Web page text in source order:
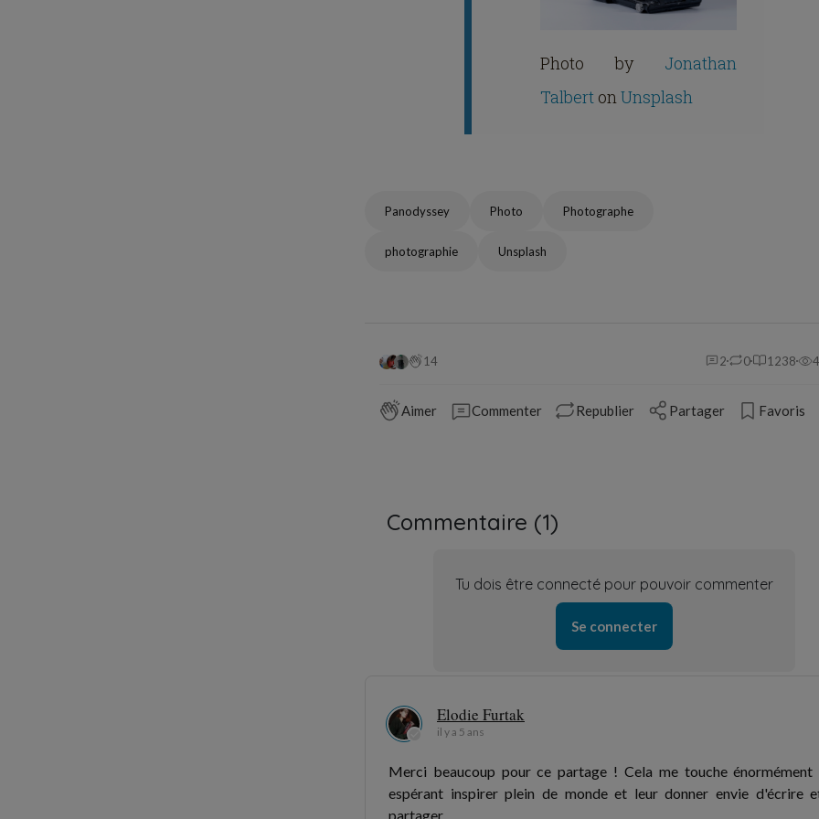
Photo by Jonathan
Talbert onUnsplash
Panodyssey Photo Photographe
photographie Unsplash
14 2 0 1238
Aimer Commenter Republier Partager Favoris
Commentaire (1)
Tu dois être connecté pour pouvoir commenter
Se connecter
Elodie Furtak
il y a 5 ans
Merci beaucoup pour ce partage ! Cela me touche énormément
espérant inspirer plein de monde et leur donner envie d'écrire
partager.